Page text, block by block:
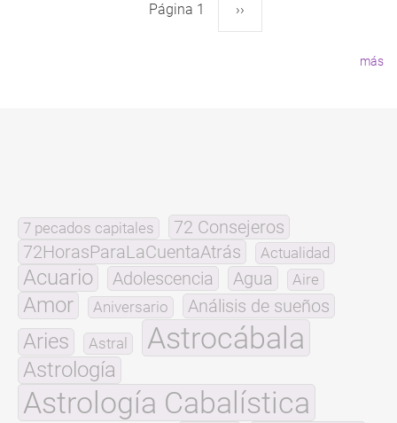
Página 1 Siguiente
››
más
7 pecados capitales
72 Consejeros
72HorasParaLaCuentaAtrás
Actualidad
Acuario Adolescencia Agua Aire
Amor Aniversario Análisis de sueños
Aries Astral Astrocábala
Astrología
Astrología Cabalística